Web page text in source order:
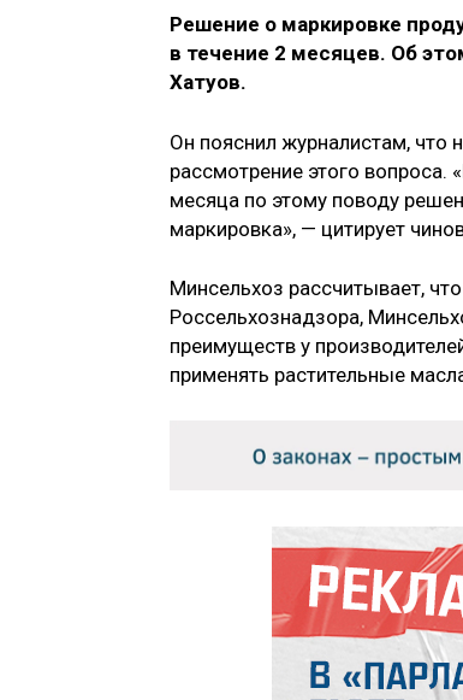
Решение о маркировке
в течение 2 месяцев. Об
Хатуов.
Он пояснил журналистам, что
рассмотрение этого
месяца по этому поводу
маркировка», — цитирует
Минсельхоз рассчитывает,
Россельхознадзора,
преимуществ у
применять растительные